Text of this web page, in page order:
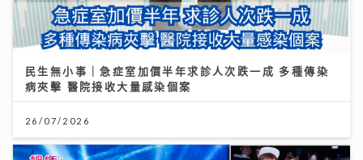
民生無小事｜急症室加價半年求診人次跌一成 多種傳染
病夾擊 醫院接收大量感染個案
26/07/2026